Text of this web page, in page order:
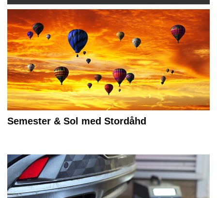
Semester & Sol med Stordåhd